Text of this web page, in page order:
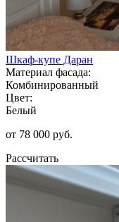
Шкаф-купе Даран
Материал фасада:
Комбинированный
Цвет:
Белый
от 78 000 руб.
Рассчитать